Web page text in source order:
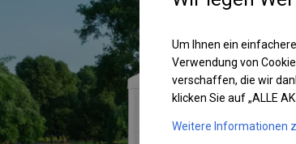
Um Ihnen ein
Verwendung von
verschaffen, die wir
klicken Sie auf „ALLE
Weitere Informationen